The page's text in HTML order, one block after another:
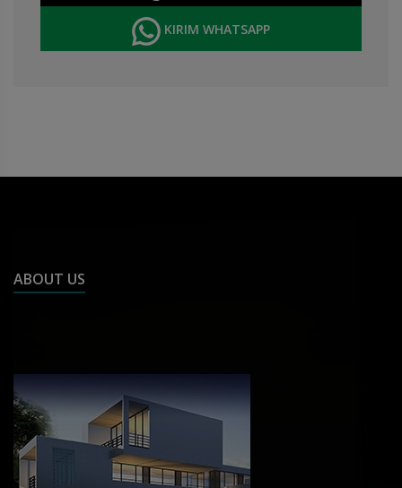
KIRIM WHATSAPP
ABOUT US